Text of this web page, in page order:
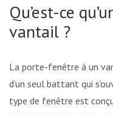
Qu’est-ce
vantail ?
La porte-fenêtre à un
d’un seul battant qui
type de fenêtre est